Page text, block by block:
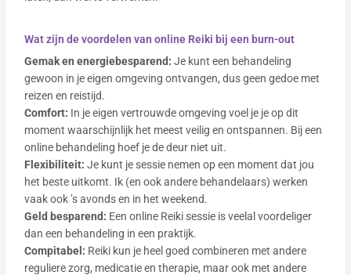
Wat zijn de voordelen van online Reiki bij een burn-out
Gemak en energiebesparend: Je kunt een behandeling
gewoon in je eigen omgeving ontvangen, dus geen gedoe met
reizen en reistijd.
Comfort: In je eigen vertrouwde omgeving voel je je op dit
moment waarschijnlijk het meest veilig en ontspannen. Bij een
online behandeling hoef je de deur niet uit.
Flexibiliteit: Je kunt je sessie nemen op een moment dat jou
het beste uitkomt. Ik (en ook andere behandelaars) werken
vaak ook ’s avonds en in het weekend.
Geld besparend: Een online Reiki sessie is veelal voordeliger
dan een behandeling in een praktijk.
Compitabel: Reiki kun je heel goed combineren met andere
reguliere zorg, medicatie en therapie, maar ook met andere